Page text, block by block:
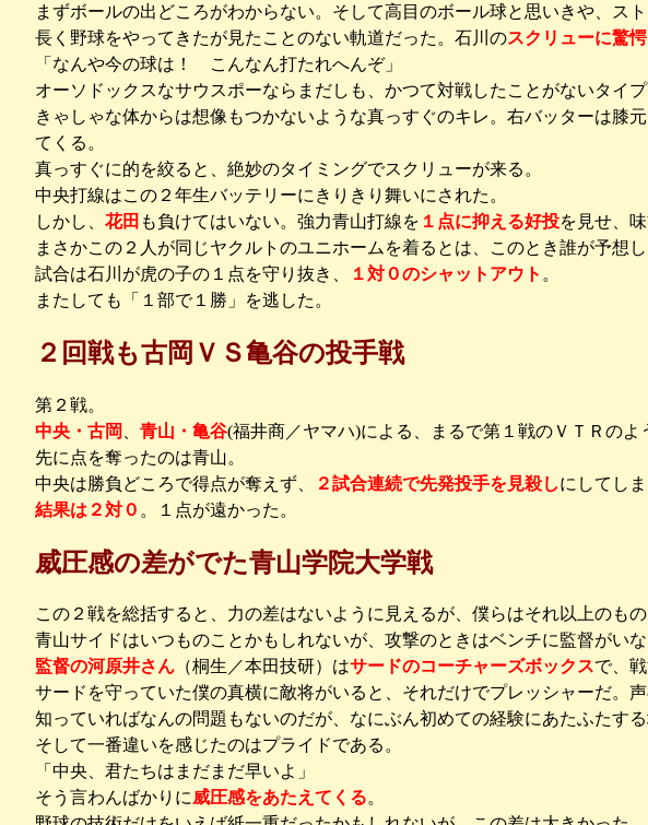
まずボールの出どころがわからない。そして高目のボール球と思いきや、ス
長く野球をやってきたが見たことのない軌道だった。石川のスクリューに驚愕
「なんや今の球は！ こんなん打たれへんぞ」
オーソドックスなサウスポーならまだしも、かつて対戦したことがないタイプ
きゃしゃな体からは想像もつかないような真っすぐのキレ。右バッターは膝
てくる。
真っすぐに的を絞ると、絶妙のタイミングでスクリューが来る。
中央打線はこの２年生バッテリーにきりきり舞いにされた。
しかし、 花田 も負けてはいない。強力青山打線を １点に抑える好投を見せ、
まさかこの２人が同じヤクルトのユニホームを着るとは、このとき誰が予想し
試合は石川が虎の子の１点を守り抜き、
１対０のシャットアウト 。
またしても「１部で１勝」を逃した。
２回戦も古岡ＶＳ亀谷の投手戦
第２戦。
中央・古岡
青山・亀谷(福井商／ヤマハ)による、まるで第１戦のＶＴＲのよ
先に点を奪ったのは青山。
中央は勝負どころで得点が奪えず、
２試合連続で先発投手を見殺しにしてしま
結果は２対０ 。１点が遠かった。
威圧感の差がでた青山学院大学戦
この２戦を総括すると、力の差はないように見えるが、僕らはそれ以上のもの
青山サイドはいつものことかもしれないが、攻撃のときはベンチに監督がいな
監督の河原井さん （桐生／本田技研）はサードのコーチャーズボックスで、
サードを守っていた僕の真横に敵将がいると、それだけでプレッシャーだ。
知っていればなんの問題もないのだが、なにぶん初めての経験にあたふたする
そして一番違いを感じたのはプライドである。
「中央、君たちはまだまだ早いよ」
そう言わんばかりに威圧感をあたえてくる。